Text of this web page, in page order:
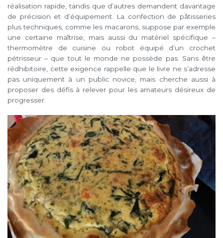
réalisation rapide, tandis que d’autres demandent davantage
de précision et d’équipement. La confection de pâtisseries
plus techniques, comme les macarons, suppose par exemple
une certaine maîtrise, mais aussi du matériel spécifique –
thermomètre de cuisine ou robot équipé d’un crochet
pétrisseur – que tout le monde ne possède pas. Sans être
rédhibitoire, cette exigence rappelle que le livre ne s’adresse
pas uniquement à un public novice, mais cherche aussi à
proposer des défis à relever pour les amateurs désireux de
progresser.